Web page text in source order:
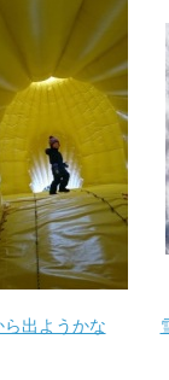
ら出ようかな